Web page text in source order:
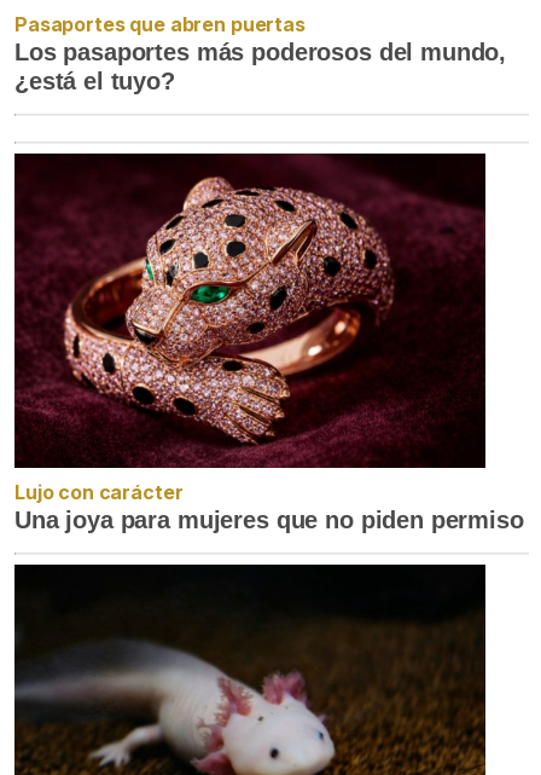
Pasaportes que abren puertas
Los pasaportes más poderosos del mundo,
¿está el tuyo?
Lujo con carácter
Una joya para mujeres que no piden permiso